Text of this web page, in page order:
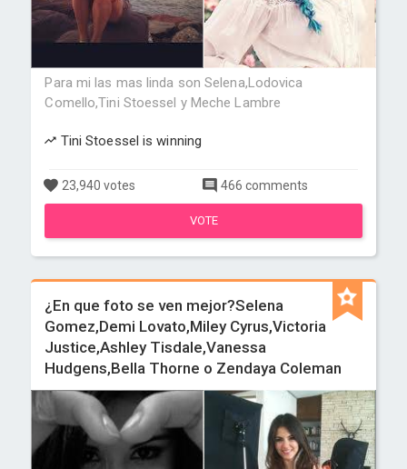
Para mi las mas linda son Selena,Lodovica
Comello,Tini Stoessel y Meche Lambre
Tini Stoessel is winning
23,940 votes 466 comments
VOTE
¿En que foto se ven mejor?Selena
Gomez,Demi Lovato,Miley Cyrus,Victoria
Justice,Ashley Tisdale,Vanessa
Hudgens,Bella Thorne o Zendaya Coleman